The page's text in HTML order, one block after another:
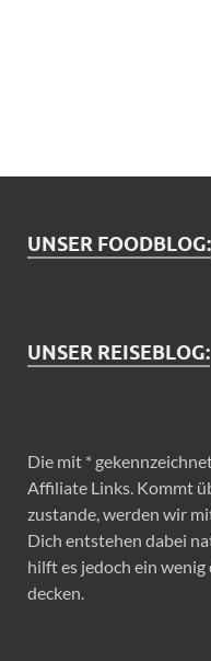
UNSER FOODBLOG:
UNSER REISEBLOG:
Die mit *
Affiliate Links. Kommt
zustande, werden wir
Dich entstehen dabei
hilft es jedoch ein wenig
decken.